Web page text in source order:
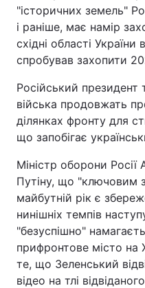
"історичних земель"
і раніше, має намір
східні області України
спробував захопити
Російський
війська продовжать
ділянках фронту для
що запобігає
Міністр оборони
Путіну, що "ключовим
майбутній рік є
нинішніх темпів
"безуспішно"
прифронтове місто на
те, що Зеленський
відео на тлі